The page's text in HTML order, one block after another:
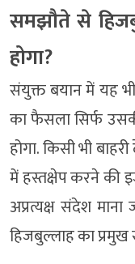
समझौते से
होगा?
संयुक्त बयान में यह
का फैसला सिर्फ
होगा. किसी भी
में हस्तक्षेप करने की
अप्रत्यक्ष संदेश
हिजबुल्लाह का प्रमुख